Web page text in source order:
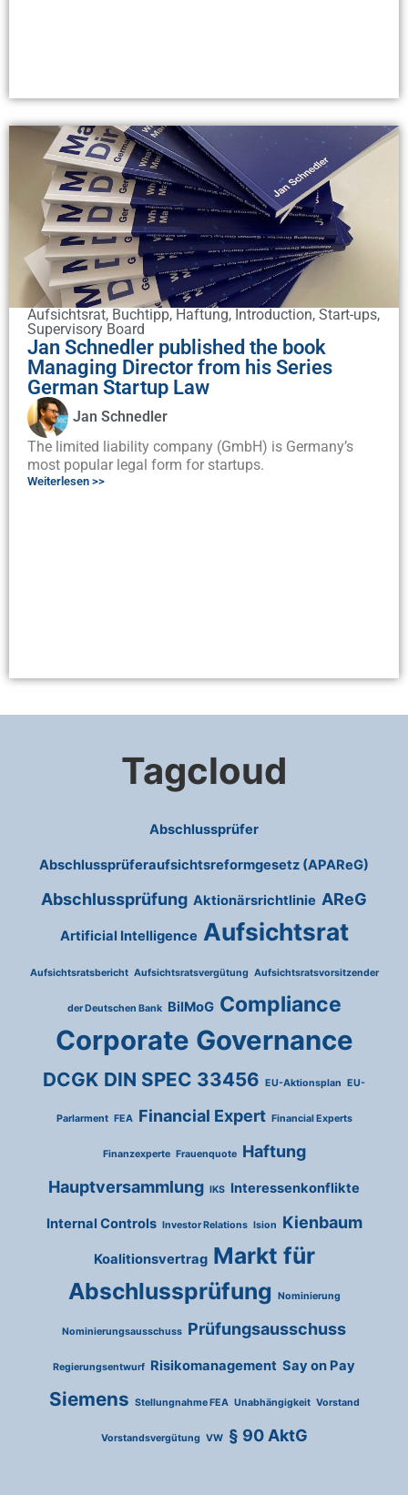
Aufsichtsrat, Buchtipp, Haftung, Introduction, Start-ups,
Supervisory Board
Jan Schnedler published the book
Managing Director from his Series
German Startup Law
Jan Schnedler
The limited liability company (GmbH) is Germany’s
most popular legal form for startups.
Weiterlesen >>
Tagcloud
Abschlussprüfer
Abschlussprüferaufsichtsreformgesetz (APAReG)
Abschlussprüfung Aktionärsrichtlinie AReG
Artificial Intelligence Aufsichtsrat
Aufsichtsratsbericht Aufsichtsratsvergütung Aufsichtsratsvorsitzender
der Deutschen Bank BilMoG Compliance
Corporate Governance
DCGK DIN SPEC 33456 EU-Aktionsplan EU-
Parlarment FEA Financial Expert Financial Experts
Finanzexperte Frauenquote Haftung
Hauptversammlung IKS Interessenkonflikte
Internal Controls Investor Relations Ision Kienbaum
Koalitionsvertrag Markt für
Abschlussprüfung
Nominierung
Nominierungsausschuss Prüfungsausschuss
Regierungsentwurf Risikomanagement Say on Pay
Siemens Stellungnahme FEA Unabhängigkeit Vorstand
Vorstandsvergütung VW § 90 AktG